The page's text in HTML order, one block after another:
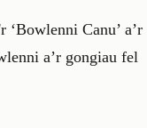
Canu’ a’r
a’r gongiau fel